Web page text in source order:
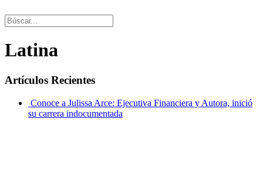
Latina
Artículos Recientes
Conoce a Julissa Arce: Ejecutiva Financiera y Autora, inició
su carrera indocumentada